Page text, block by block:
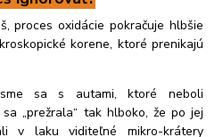
proces oxidácie pokračuje hlbšie
korene, ktoré prenikajú
sa s autami, ktoré neboli
„prežrala“ tak hlboko, že po jej
v laku viditeľné mikro-krátery